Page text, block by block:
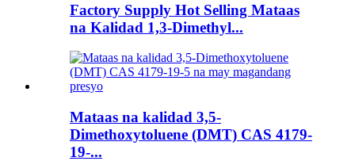
Factory Supply Hot Selling Mataas
na Kalidad 1,3-Dimethyl...
Mataas na kalidad 3,5-
Dimethoxytoluene (DMT) CAS 4179-
19-...